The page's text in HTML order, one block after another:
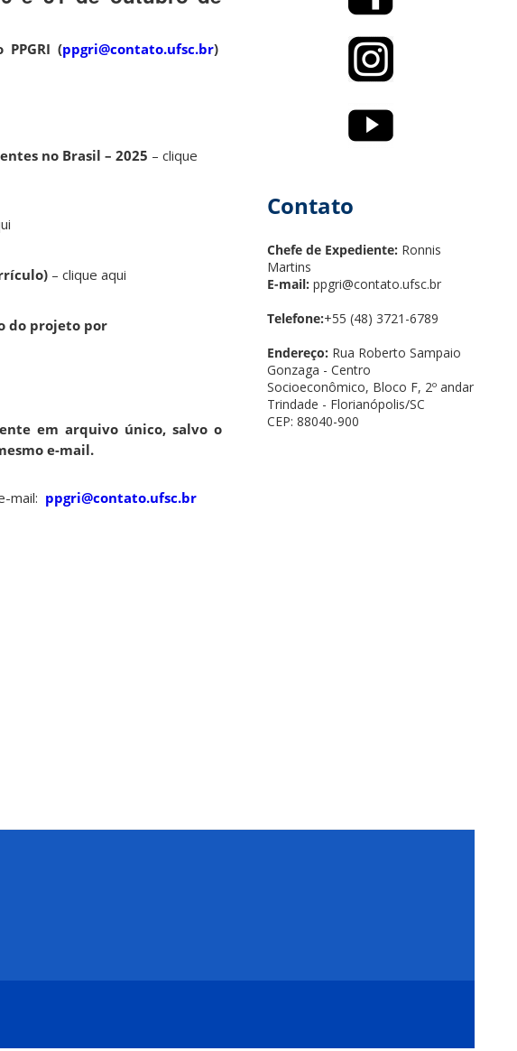
(ppgri@contato.ufsc.br)
no Brasil – 2025 – clique
– clique aqui
do projeto por
em arquivo único, salvo o
e-mail.
mail: ppgri@contato.ufsc.br
Contato
Chefe de Expediente: Ronnis
Martins
E-mail: ppgri@contato.ufsc.br
Telefone:+55 (48) 3721-6789
Endereço: Rua Roberto Sampaio
Gonzaga - Centro
Socioeconômico, Bloco F, 2º andar
Trindade - Florianópolis/SC
CEP: 88040-900